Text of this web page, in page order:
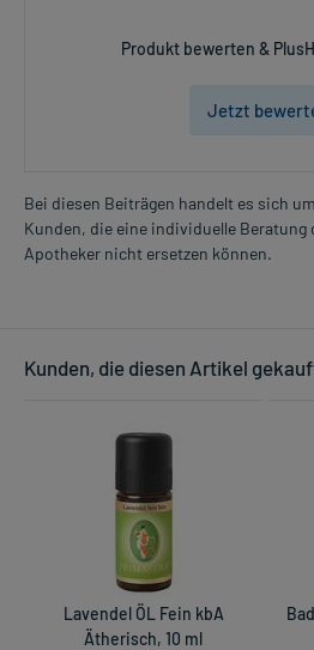
Produkt bewerten &
Jetzt
Bei diesen Beiträgen handelt es sich
Kunden, die eine individuelle Beratung
Apotheker nicht ersetzen können.
Kunden, die diesen Artikel
Lavendel ÖL Fein kbA
Ätherisch, 10 ml